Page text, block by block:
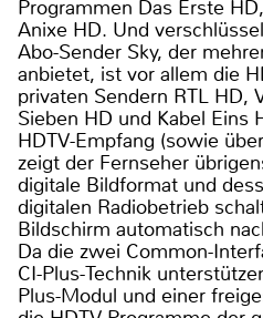
Programmen Das Erste
Anixe HD. Und
Abo-Sender Sky, der
anbietet, ist vor allem die
privaten Sendern RTL HD,
Sieben HD und Kabel Eins
HDTV-Empfang (sowie
zeigt der Fernseher
digitale Bildformat und
digitalen Radiobetrieb
Bildschirm automatisch
Da die zwei Common-
CI-Plus-Technik
Plus-Modul und einer